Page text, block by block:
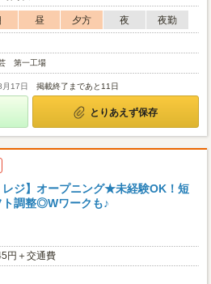
昼 夕方 夜
夜勤
第一工場
月17日 掲載終了まであと11日
とりあえず保存
レジ】オープニング★未経験OK！短
ト調整◎Wワークも♪
円＋交通費